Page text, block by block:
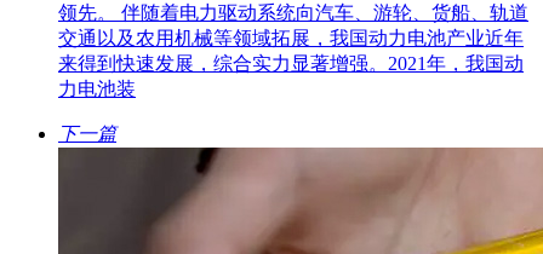
领先。 伴随着电力驱动系统向汽车、游轮、货船、轨道
交通以及农用机械等领域拓展，我国动力电池产业近年
来得到快速发展，综合实力显著增强。2021年，我国动
力电池装
下一篇